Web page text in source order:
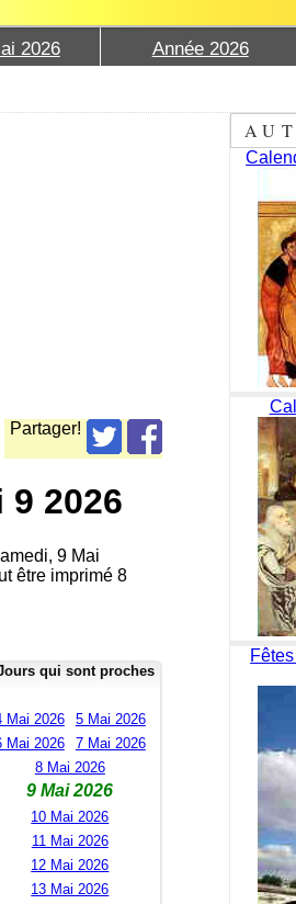
2026 Année 2026
Partager!
2026
9 Mai
être imprimé 8
qui sont proches
Mai 2026
5 Mai 2026
Mai 2026
7 Mai 2026
8 Mai 2026
9 Mai 2026
10 Mai 2026
11 Mai 2026
12 Mai 2026
13 Mai 2026